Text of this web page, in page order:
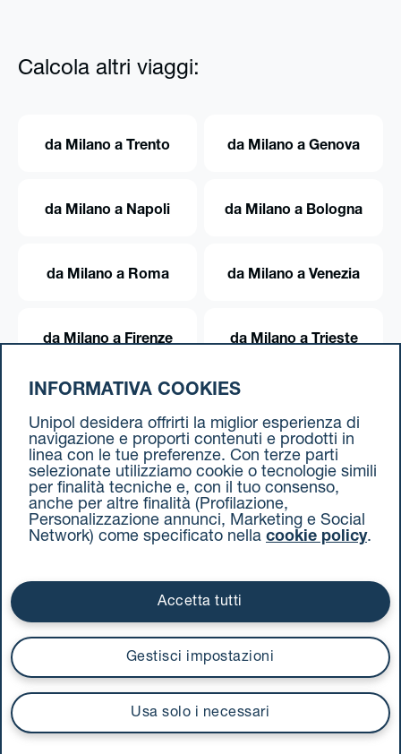
Calcola altri viaggi:
da Milano a Trento da Milano a Genova
da Milano a Napoli da Milano a Bologna
da Milano a Roma da Milano a Venezia
da Milano a Firenze da Milano a Trieste
Documenti contrattuali
Via Stalingrado 37 - 40128 Bologna
Tel 051 5077111 - Fax 051 375349
unipolmove@pec.unipol.it
C.F. 03506831209 e P. IVA 03740811207 R.E.A. 524585
UnipolTech S.p.A.
I prezzi si intendono compresi di IVA
INFORMATIVA COOKIES
Unipol desidera offrirti la miglior esperienza di
navigazione e proporti contenuti e prodotti in
linea con le tue preferenze. Con terze parti
selezionate utilizziamo cookie o tecnologie simili
per finalità tecniche e, con il tuo consenso,
anche per altre finalità (Profilazione,
Personalizzazione annunci, Marketing e Social
Network) come specificato nella cookie policy.
Usa solo i necessari
Gestisci impostazioni
Accetta tutti